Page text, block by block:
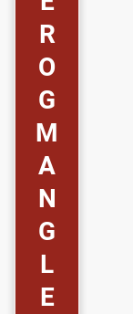
R
O
G
M
A
N
G
L
E